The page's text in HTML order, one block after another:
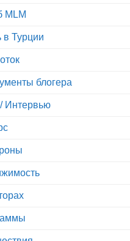
MLM
Турции
блогера
/ Интервью